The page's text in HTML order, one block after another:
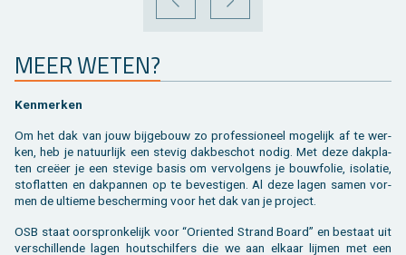
VORIGE VOLGENDE
MEER WETEN?
Ken­mer­ken
Om het dak van jouw bij­ge­bouw zo pro­fes­si­o­neel mo­ge­lijk af te wer­
ken, heb je na­tuur­lijk een ste­vig dak­be­schot nodig. Met deze dak­pla­
ten creëer je een ste­vi­ge basis om ver­vol­gens je bouw­fo­lie, iso­la­tie,
stof­lat­ten en dak­pan­nen op te be­ves­ti­gen. Al deze lagen samen vor­
men de ul­tie­me be­scher­ming voor het dak van je pro­ject.
OSB staat oor­spron­ke­lijk voor “Orien­ted Strand Board” en be­staat uit
ver­schil­len­de lagen hout­schil­fers die we aan el­kaar lij­men met een